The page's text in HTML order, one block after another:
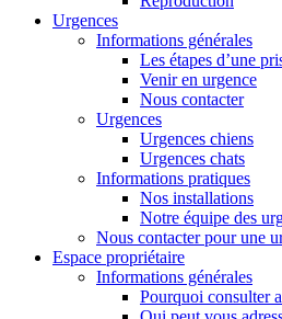
Urgences
Informations générales
Les étapes d’une
Venir en urgence
Nous contacter
Urgences
Urgences chiens
Urgences chats
Informations pratiques
Nos installations
Notre équipe des
Nous contacter pour une
Espace propriétaire
Informations générales
Pourquoi consulter